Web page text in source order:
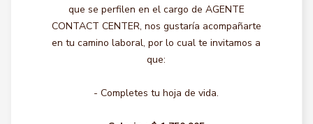
que se perfilen en el cargo de AGENTE
CONTACT CENTER, nos gustaría acompañarte
en tu camino laboral, por lo cual te invitamos a
que:
- Completes tu hoja de vida.